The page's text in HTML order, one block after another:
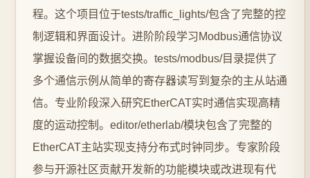
程。这个项目位于tests/traffic_lights/包含了完整的控
制逻辑和界面设计。进阶阶段学习Modbus通信协议
掌握设备间的数据交换。tests/modbus/目录提供了
多个通信示例从简单的寄存器读写到复杂的主从站通
信。专业阶段深入研究EtherCAT实时通信实现高精
度的运动控制。editor/etherlab/模块包含了完整的
EtherCAT主站实现支持分布式时钟同步。专家阶段
参与开源社区贡献开发新的功能模块或改进现有代